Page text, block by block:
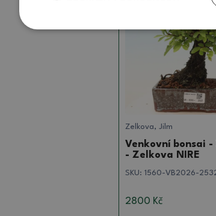
Zelkova, Jilm
Venkovní bonsai
- Zelkova NIRE
SKU: 1560-VB2026-
2800 Kč